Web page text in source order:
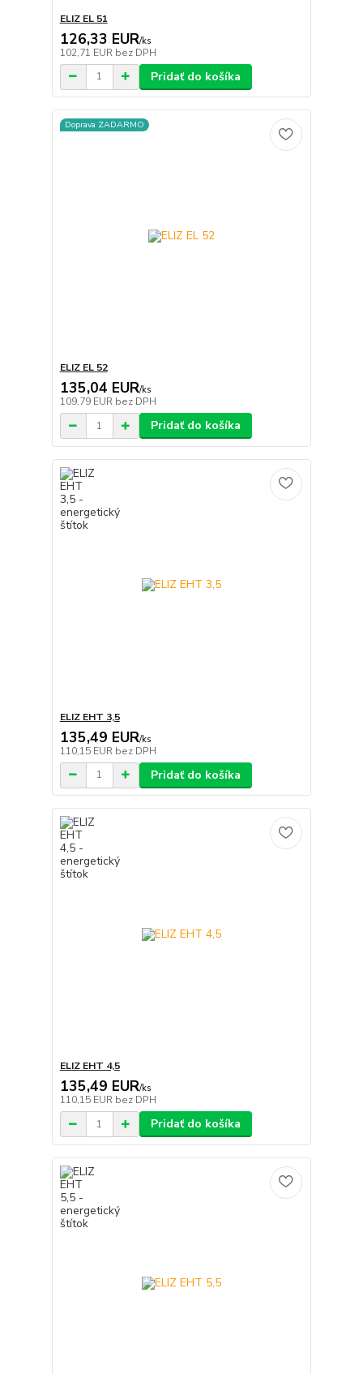
ELIZ EL 51
126,33 EUR/ks
102,71 EUR bez DPH
Pridať do košíka
Doprava ZADARMO
ELIZ EL 52
135,04 EUR/ks
109,79 EUR bez DPH
Pridať do košíka
ELIZ EHT 3,5
135,49 EUR/ks
110,15 EUR bez DPH
Pridať do košíka
ELIZ EHT 4,5
135,49 EUR/ks
110,15 EUR bez DPH
Pridať do košíka